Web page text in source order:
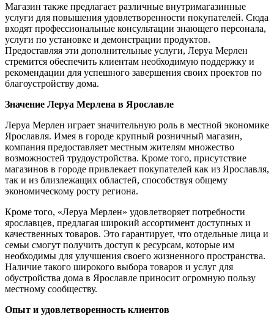
Магазин также предлагает различные внутримагазинные
услуги для повышения удовлетворенности покупателей. Сюда
входят профессиональные консультации знающего персонала,
услуги по установке и демонстрации продуктов.
Предоставляя эти дополнительные услуги, Леруа Мерлен
стремится обеспечить клиентам необходимую поддержку и
рекомендации для успешного завершения своих проектов по
благоустройству дома.
Значение Леруа Мерлена в Ярославле
Леруа Мерлен играет значительную роль в местной экономике
Ярославля. Имея в городе крупный розничный магазин,
компания предоставляет местным жителям множество
возможностей трудоустройства. Кроме того, присутствие
магазинов в городе привлекает покупателей как из Ярославля,
так и из близлежащих областей, способствуя общему
экономическому росту региона.
Кроме того, «Леруа Мерлен» удовлетворяет потребности
ярославцев, предлагая широкий ассортимент доступных и
качественных товаров. Это гарантирует, что отдельные лица и
семьи смогут получить доступ к ресурсам, которые им
необходимы для улучшения своего жизненного пространства.
Наличие такого широкого выбора товаров и услуг для
обустройства дома в Ярославле приносит огромную пользу
местному сообществу.
Опыт и удовлетворенность клиентов